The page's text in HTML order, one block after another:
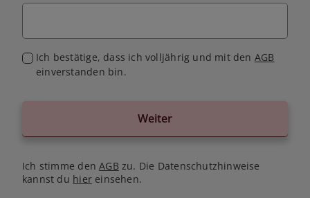
Ich bestätige, dass ich volljährig und mit den AGB
einverstanden bin.
Weiter
Ich stimme denAGB zu. Die Datenschutzhinweise
kannst du hiereinsehen.